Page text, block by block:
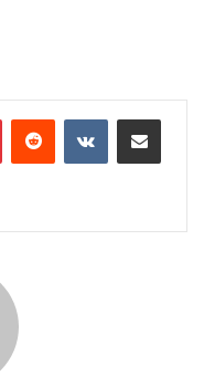
PinterestReddit VKontakteShare via Email